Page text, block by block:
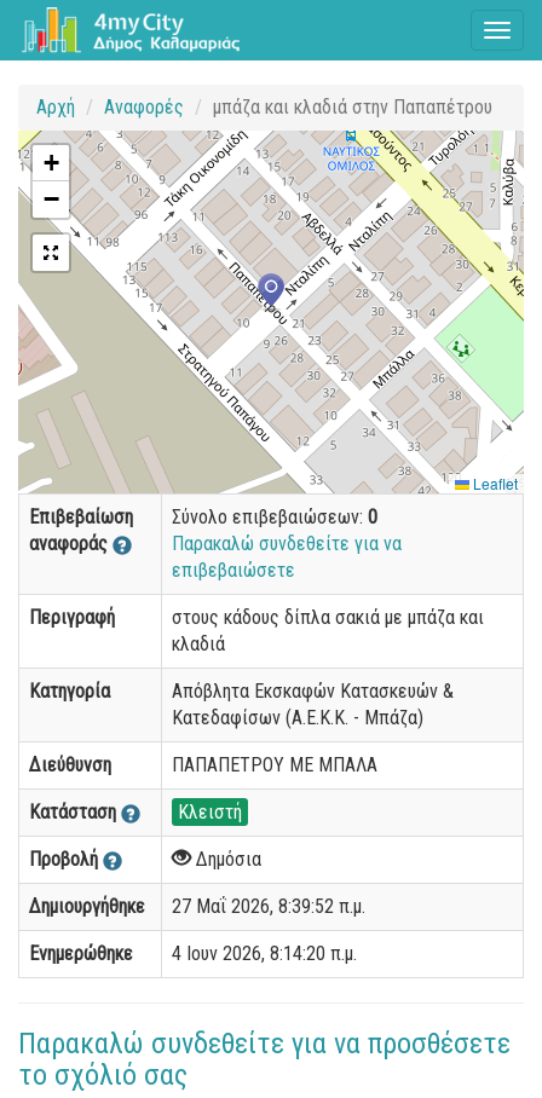
Αρχή Αναφορές μπάζα και κλαδιά στην Παπαπέτρου
+
−
Leaflet
Επιβεβαίωση
αναφοράς
Σύνολο επιβεβαιώσεων: 0
Παρακαλώ συνδεθείτε για να
επιβεβαιώσετε
Περιγραφή
στους κάδους δίπλα σακιά με μπάζα και
κλαδιά
Κατηγορία
Απόβλητα Εκσκαφών Κατασκευών &
Κατεδαφίσων (Α.Ε.Κ.Κ. - Μπάζα)
Διεύθυνση ΠΑΠΑΠΕΤΡΟΥ ΜΕ ΜΠΑΛΑ
Κατάσταση Κλειστή
Προβολή Δημόσια
Δημιουργήθηκε 27 Μαΐ 2026, 8:39:52 π.μ.
Ενημερώθηκε 4 Ιουν 2026, 8:14:20 π.μ.
Παρακαλώ συνδεθείτε για να προσθέσετε
το σχόλιό σας